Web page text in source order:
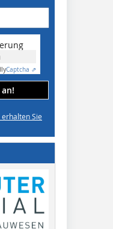
Captcha ⇗
Sie